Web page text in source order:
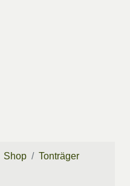
Shop
Tonträger